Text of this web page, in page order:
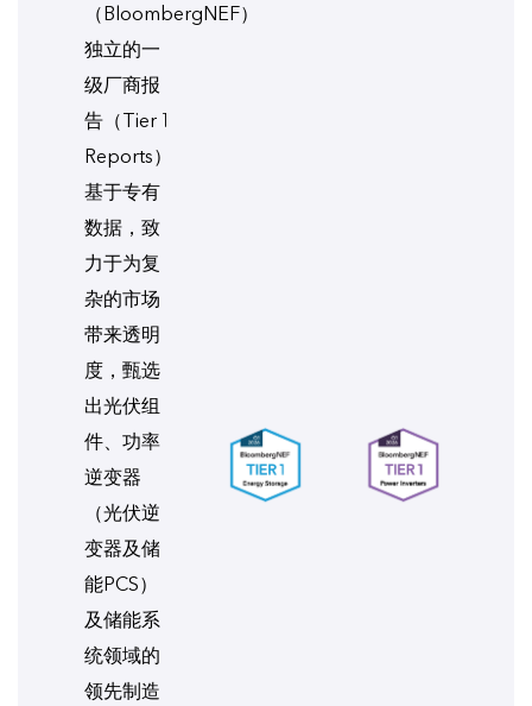
（BloombergNEF）
独立的一
级厂商报
告（Tier 1
Reports）
基于专有
数据，致
力于为复
杂的市场
带来透明
度，甄选
出光伏组
件、功率
逆变器
（光伏逆
变器及储
能PCS）
及储能系
统领域的
领先制造